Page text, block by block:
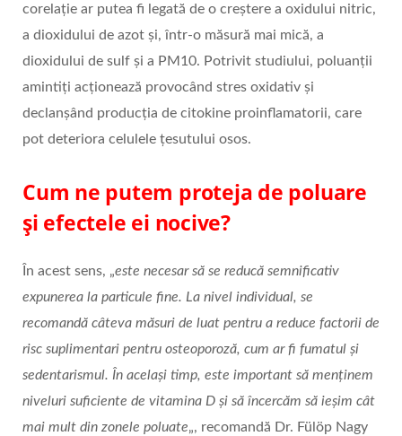
corelație ar putea fi legată de o creștere a oxidului nitric,
a dioxidului de azot și, într-o măsură mai mică, a
dioxidului de sulf și a PM10. Potrivit studiului, poluanții
amintiți acționează provocând stres oxidativ și
declanșând producția de citokine proinflamatorii, care
pot deteriora celulele țesutului osos.
Cum ne putem proteja de poluare
și efectele ei nocive?
În acest sens, „este necesar să se reducă semnificativ
expunerea la particule fine. La nivel individual, se
recomandă câteva măsuri de luat pentru a reduce factorii de
risc suplimentari pentru osteoporoză, cum ar fi fumatul și
sedentarismul. În același timp, este important să menținem
niveluri suficiente de vitamina D și să încercăm să ieșim cât
mai mult din zonele poluate„, recomandă Dr. Fülöp Nagy